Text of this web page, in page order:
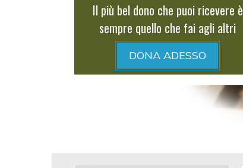
Il più bel dono che puoi ricevere è
sempre quello che fai agli altri
DONA ADESSO